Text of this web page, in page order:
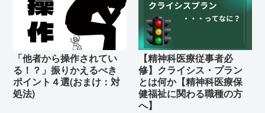
「他者から操作されてい
る！？」振りかえるべき
ポイント４選(おまけ：対
処法)
【精神科医療従事者必
修】クライシス・プラン
とは何か【精神科医療保
健福祉に関わる職種の方
へ】